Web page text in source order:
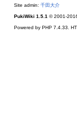
Site admin: 千田大介
PukiWiki 1.5.1 © 2001-
Powered by PHP 7.4.33.